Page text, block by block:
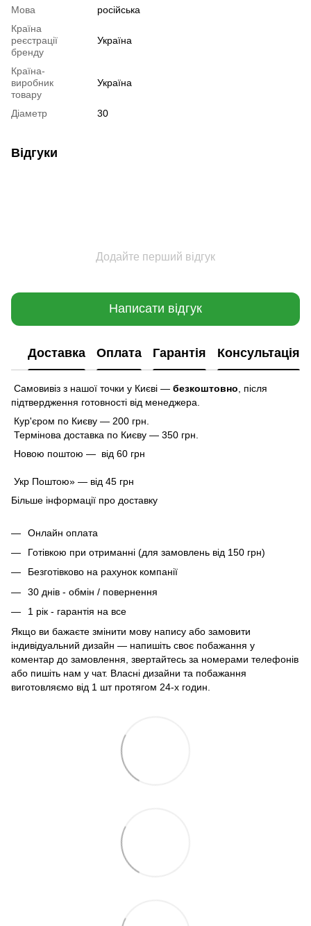
Мова
російська
Країна
реєстрації
бренду
Україна
Країна-
виробник
товару
Україна
Діаметр 30
Відгуки
Додайте перший відгук
Написати відгук
Доставка Оплата Гарантія Консультація
Самовивіз з нашої точки у Києві — безкоштовно
після
підтвердження готовності від менеджера.
Кур'єром по Києву — 200 грн.
Термінова доставка по Києву — 350 грн.
Новою поштою — від 60 грн
Укр Поштою» — від 45 грн
Більше інформації про доставку
Онлайн оплата
Готівкою при отриманні (для замовлень від 150 грн)
Безготівково на рахунок компанії
30 днів - обмін / повернення
1 рік - гарантія на все
Якщо ви бажаєте змінити мову напису або замовити
індивідуальний дизайн — напишіть своє побажання у
коментар до замовлення, звертайтесь за номерами телефонів
або пишіть нам у чат. Власні дизайни та побажання
виготовляємо від 1 шт протягом 24-х годин.